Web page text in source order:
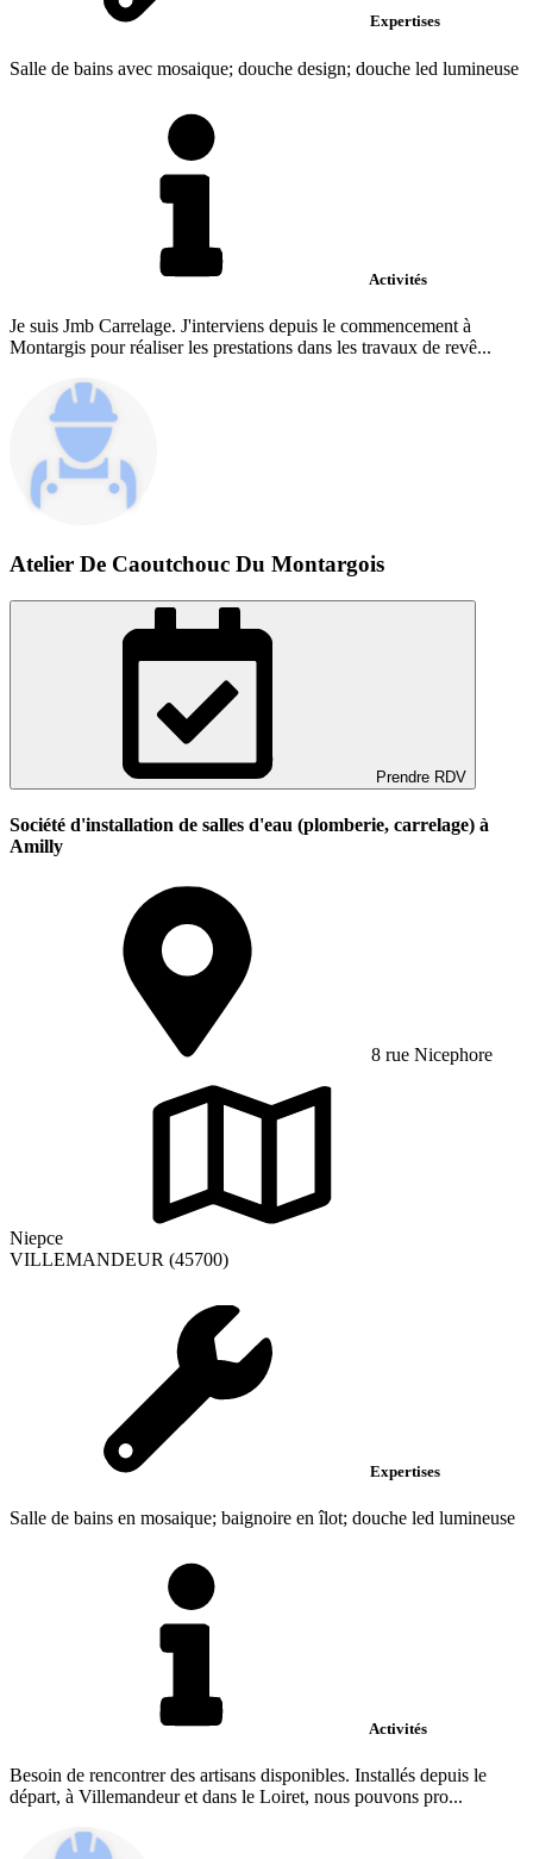
Expertises
Salle de bains avec mosaique; douche design; douche led lumineuse
Activités
Je suis Jmb Carrelage. J'interviens depuis le commencement à
Montargis pour réaliser les prestations dans les travaux de revê...
Atelier De Caoutchouc Du Montargois
Prendre RDV
Société d'installation de salles d'eau (plomberie, carrelage) à
Amilly
8 rue Nicephore
Niepce
VILLEMANDEUR (45700)
Expertises
Salle de bains en mosaique; baignoire en îlot; douche led lumineuse
Activités
Besoin de rencontrer des artisans disponibles. Installés depuis le
départ, à Villemandeur et dans le Loiret, nous pouvons pro...